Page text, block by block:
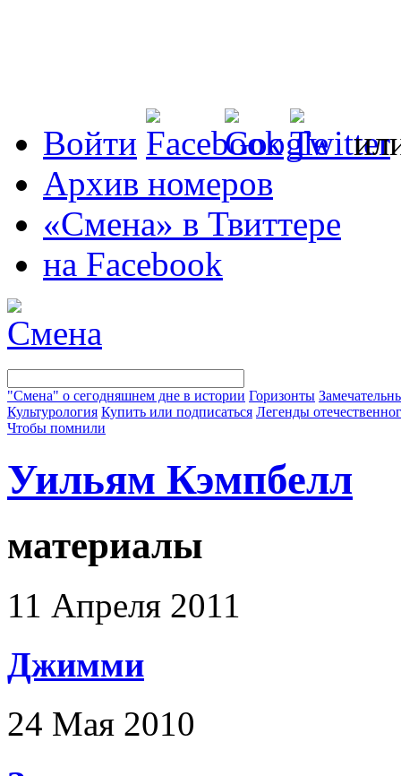
Войти
Архив номеров
«Смена» в Твиттере
на Facebook
"Смена" о сегодняшнем дне в истории Горизонты
Культурология Купить или подписаться Легенды
Чтобы помнили
Уильям Кэмпбелл
материалы
11 Апреля 2011
Джимми
24 Мая 2010